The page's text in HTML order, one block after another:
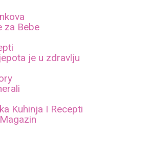
za Bebe
je u zdravlju
Kuhinja I Recepti